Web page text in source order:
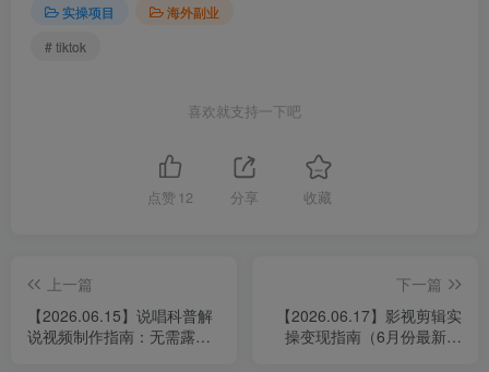
实操项目
海外副业
# tiktok
喜欢就支持一下吧
点赞 12 分享 收藏
上一篇
【2026.06.15】说唱科普解
说视频制作指南：无需露脸
下一篇
【2026.06.17】影视剪辑实
操变现指南（6月份最新资